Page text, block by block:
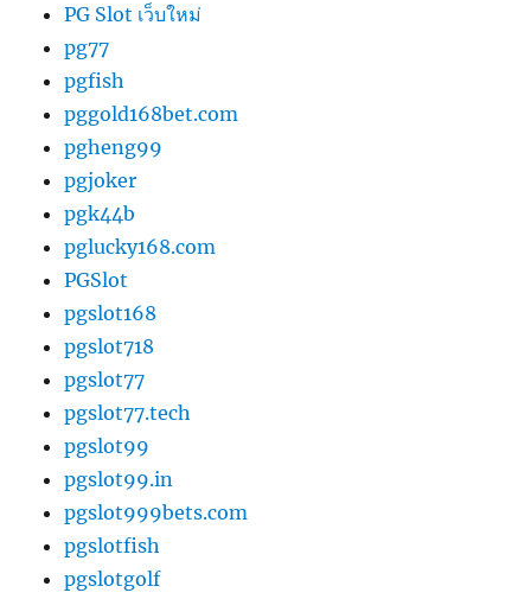
PG Slot เว็บใหม่
pg77
pgfish
pggold168bet.com
pgheng99
pgjoker
pgk44b
pglucky168.com
PGSlot
pgslot168
pgslot718
pgslot77
pgslot77.tech
pgslot99
pgslot99.in
pgslot999bets.com
pgslotfish
pgslotgolf